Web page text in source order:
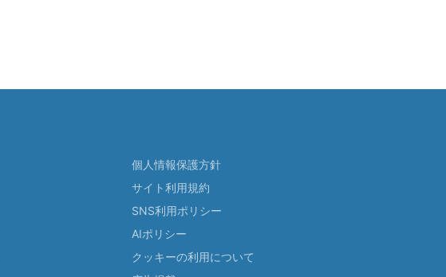
個人情報保護方針
サイト利用規約
SNS利用ポリシー
AIポリシー
クッキーの利用について